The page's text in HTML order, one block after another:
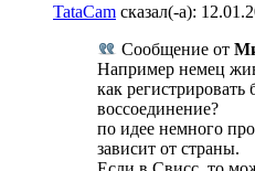
TataCam сказал(-а):
Сообщение от
Например немец
как
воссоединение?
по идее немного
зависит от страны.